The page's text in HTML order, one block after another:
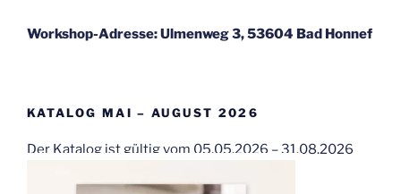
Workshop-Adresse: Ulmenweg 3, 53604 Bad Honnef
KATALOG MAI – AUGUST 2026
Der Katalog ist gültig vom 05.05.2026 – 31.08.2026